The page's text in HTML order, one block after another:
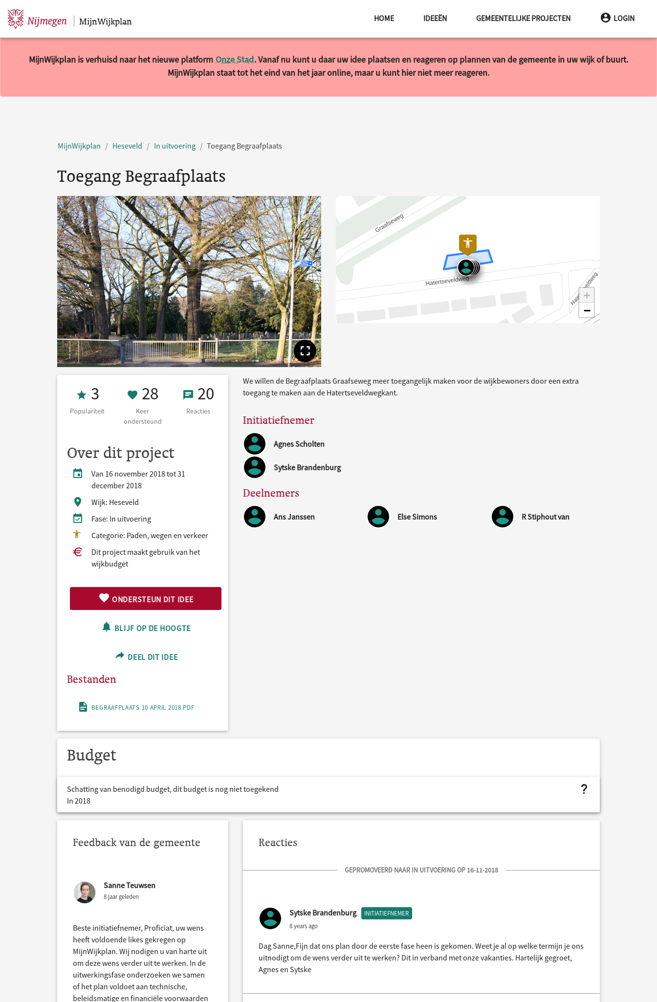
Sla navigatie over MijnWijkplan HOME IDEEËN GEMEENTELIJKE PROJECTEN LOGIN
MijnWijkplan is verhuisd naar het nieuwe platform Onze Stad. Vanaf nu kunt u daar uw idee plaatsen en reageren op plannen van de gemeente in uw wijk of buurt.
MijnWijkplan staat tot het eind van het jaar online, maar u kunt hier niet meer reageren.
MijnWijkplan Heseveld In uitvoering Toegang Begraafplaats
Toegang Begraafplaats
Toon volledige afbeelding
+
−
Populariteit 3
3
Populariteit
28 Keer ondersteund
28
Keer
ondersteund
20 Reacties
20
Reacties
Over dit project
Van 16 november 2018 tot 31
december 2018
Wijk: Heseveld
Fase: In uitvoering
Categorie: Paden, wegen en verkeer
Dit project maakt gebruik van het
wijkbudget
ONDERSTEUN DIT IDEE
BLIJF OP DE HOOGTE
DEEL DIT IDEE
Bestanden
BEGRAAFPLAATS 10 APRIL 2018.PDF
We willen de Begraafplaats Graafseweg meer toegangelijk maken voor de wijkbewoners door een extra
toegang te maken aan de Hatertseveldwegkant.
Initiatiefnemer
Agnes Scholten
Sytske Brandenburg
Deelnemers
Ans Janssen Else Simons R Stiphout van
Budget
Schatting van benodigd budget, dit budget is nog niet toegekend
In 2018
project.budget.fields.is not assigned
Feedback van de gemeente
Sanne Teuwsen
8 jaar geleden
Beste initiatiefnemer, Proficiat, uw wens
heeft voldoende likes gekregen op
MijnWijkplan. Wij nodigen u van harte uit
om deze wens verder uit te werken. In de
uitwerkingsfase onderzoeken we samen
of het plan voldoet aan technische,
beleidsmatige en financiële voorwaarden
Reacties
GEPROMOVEERD NAAR IN UITVOERING OP 16-11-2018
Sytske Brandenburg INITIATIEFNEMER
8 years ago
Dag Sanne,Fijn dat ons plan door de eerste fase heen is gekomen. Weet je al op welke termijn je ons
uitnodigt om de wens verder uit te werken? Dit in verband met onze vakanties. Hartelijk gegroet,
Agnes en Sytske